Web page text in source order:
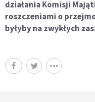
działania Komisji
roszczeniami o
byłyby na zwykłych